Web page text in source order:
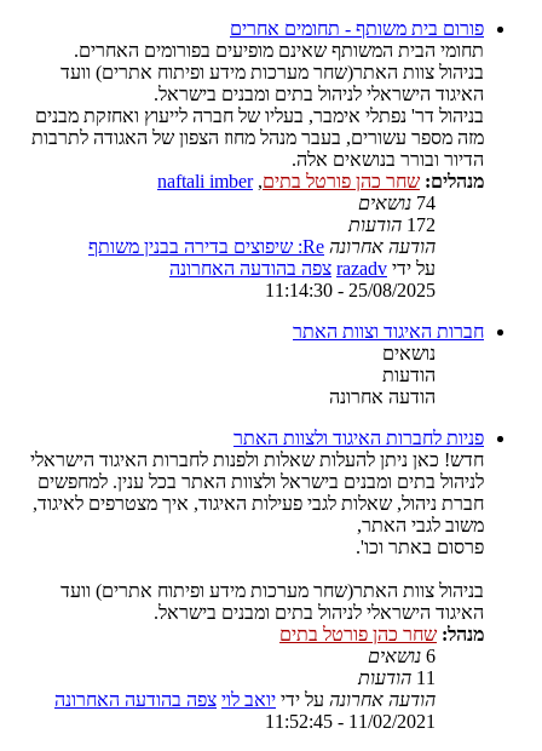
פורום בית משותף - תחומים אחרים
תחומי הבית המשותף שאינם מופיעים בפורומים האחרים.
בניהול צוות האתר(שחר מערכות מידע ופיתוח אתרים) וועד
האיגוד הישראלי לניהול בתים ומבנים בישראל.
בניהול דר' נפתלי אימבר, בעליו של חברה לייעוץ ואחזקת מבנים
מזה מספר עשורים, בעבר מנהל מחוז הצפון של האגודה לתרבות
הדיור ובורר בנושאים אלה.
מנהלים: שחר כהן פורטל בתים,
naftali imber
74 נושאים
172 הודעות
הודעה אחרונה Re: שיפוצים בדירה בבנין משותף
על ידי razadv צפה בהודעה האחרונה
25/08/2025 - 11:14:30
חברות האיגוד וצוות האתר
נושאים
הודעות
הודעה אחרונה
פניות לחברות האיגוד ולצוות האתר
חדש! כאן ניתן להעלות שאלות ולפנות לחברות האיגוד הישראלי
לניהול בתים ומבנים בישראל ולצוות האתר בכל ענין. למחפשים
חברת ניהול, שאלות לגבי פעילות האיגוד, איך מצטרפים לאיגוד,
משוב לגבי האתר,
פרסום באתר וכו'.
בניהול צוות האתר(שחר מערכות מידע ופיתוח אתרים) וועד
האיגוד הישראלי לניהול בתים ומבנים בישראל.
מנהל: שחר כהן פורטל בתים
6 נושאים
11 הודעות
הודעה אחרונה על ידי יואב לוי צפה בהודעה האחרונה
11/02/2021 - 11:52:45